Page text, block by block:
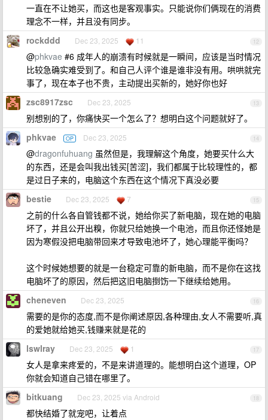
一直在不让她买，而这也是客观事实。只能说你们俩现在的消费
理念不一样，并且没有同步。
12
rockddd Dec 23, 2025 11
@phkvae #6 成年人的崩溃有时候就是一瞬间，应该是当时情况
比较急确实难受到了。和自己人评个谁是谁非没有用。哄哄就完
事了，现在本子也不贵，主动提出买新的，她好你也好
13
zsc8917zsc Dec 23, 2025
别想别的了，你痛快买一个怎么了？想明白这个问题就好了。
14
phkvae OP Dec 23, 2025
@dragonfuhuang 虽然但是，我理解这个角度，她要买什么大
的东西，还是会叫我出钱买[苦涩]，我们都属于比较理性的，都
是过日子来的，电脑这个东西在这个情况下真没必要
15
bestie Dec 23, 2025 7
之前的什么各自管钱都不说，她给你买了新电脑，现在她的电脑
坏了，并且公开出糗，你就只给她换一个电池，而且你还怪她是
因为寒假没把电脑带回来才导致电池坏了，她心理能平衡吗？
这个时候她想要的就是一台稳定可靠的新电脑，而不是你在这找
电脑坏了的原因，然后把这旧电脑捯饬一下继续给她用。
16
cheneven Dec 23, 2025
需要的是你的态度,而不是你阐述原因,各种理由,女人不需要听,真
的爱她就给她买,钱赚来就是花的
17
lswlray Dec 23, 2025 1
女人是拿来疼爱的，不是来讲道理的。能想明白这个道理，OP
你就会知道自己错在哪里了。
18
bitkuang Dec 23, 2025 via Android
都快结婚了就宠吧，让着点